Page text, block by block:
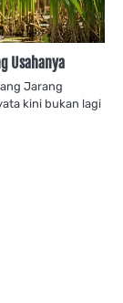
Usahanya
Jarang
kini bukan lagi